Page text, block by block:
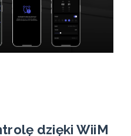
dzięki WiiM